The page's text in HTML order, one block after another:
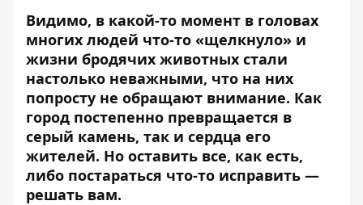
Видимо, в какой-то момент в головах
многих людей что-то «щелкнуло» и
жизни бродячих животных стали
настолько неважными, что на них
попросту не обращают внимание. Как
город постепенно превращается в
серый камень, так и сердца его
жителей. Но оставить все, как есть,
либо постараться что-то исправить —
решать вам.